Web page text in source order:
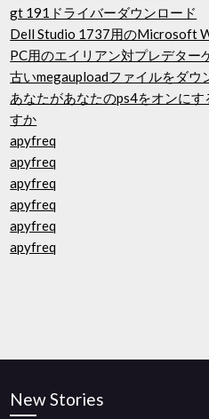
gt 191ドライバーダウンロード
Dell Studio 1737用のMicrosoft
PC用のエイリアン対プレデター
古いmegauploadファイルをダウ
あなたがあなたのps4をオンに
すか
apyfreq
apyfreq
apyfreq
apyfreq
apyfreq
apyfreq
New Stories